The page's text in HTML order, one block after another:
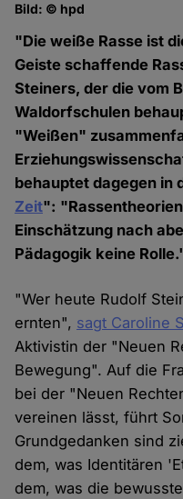
Bild: © hpd
"Die weiße Rasse ist
Geiste schaffende
Steiners, der die vom
Waldorfschulen
"Weißen"
behauptet dagegen in
Zeit":
Einschätzung nach
Pädagogik keine
"Wer heute Rudolf
ernten", sagt Caroline
Aktivistin der "Neuen
Bewegung". Auf die
bei der "Neuen
vereinen lässt, führt
Grundgedanken sind
dem, was Identitären
dem, was die